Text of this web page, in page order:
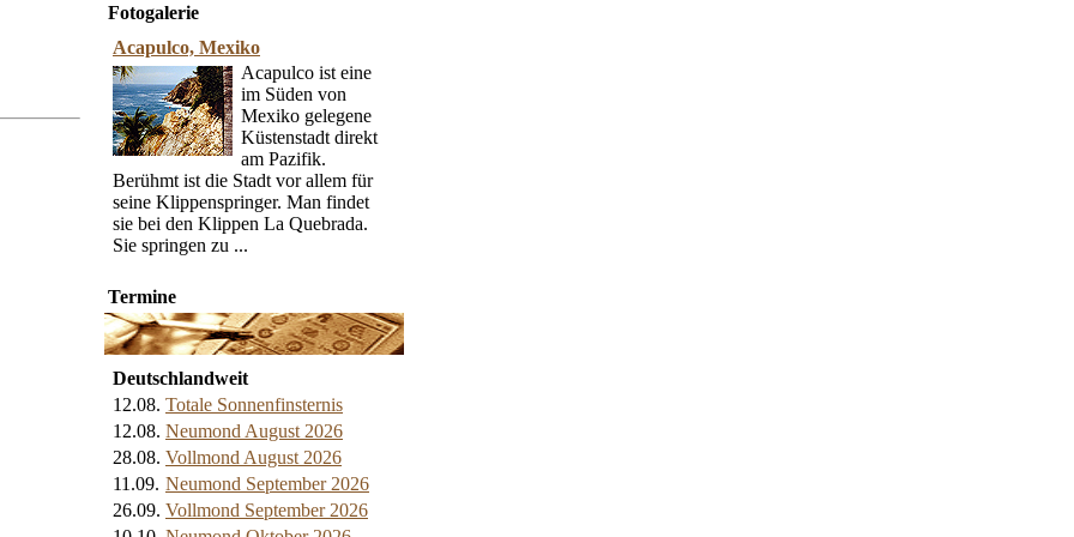
Fotogalerie
Acapulco, Mexiko
Acapulco ist eine
im Süden von
Mexiko gelegene
Küstenstadt direkt
am Pazifik.
Berühmt ist die Stadt vor allem für
seine Klippenspringer. Man findet
sie bei den Klippen La Quebrada.
Sie springen zu ...
Termine
Deutschlandweit
12.08. Totale Sonnenfinsternis
12.08. Neumond August 2026
28.08. Vollmond August 2026
11.09. Neumond September 2026
26.09. Vollmond September 2026